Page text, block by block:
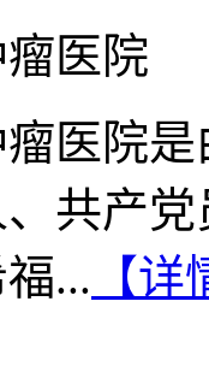
医院
医院
共产
... 【